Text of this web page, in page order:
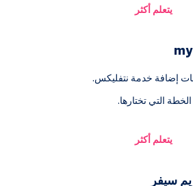
يتعلم أكثر
إضافة خدمة نتفليكس.
التي تختارها.
يتعلم أكثر